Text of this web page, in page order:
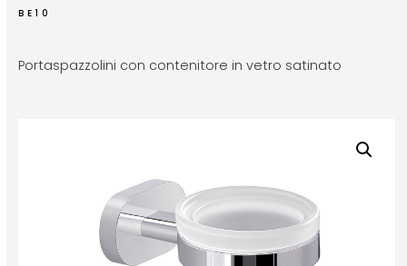
BE10
Portaspazzolini con contenitore in vetro satinato